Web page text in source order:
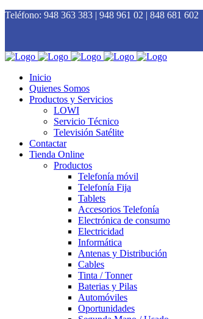
Teléfono: 948 363 383 | 948 961 02 | 848 681 602
Inicio
Quienes Somos
Productos y Servicios
LOWI
Servicio Técnico
Televisión Satélite
Contactar
Tienda Online
Productos
Telefonía móvil
Telefonía Fija
Tablets
Accesorios Telefonía
Electrónica de consumo
Electricidad
Informática
Antenas y Distribución
Cables
Tinta / Tonner
Baterias y Pilas
Automóviles
Oportunidades